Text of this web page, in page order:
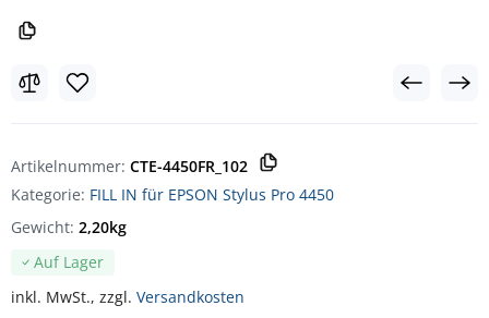
Artikelnummer: CTE-4450FR_102
Kategorie: FILL IN für EPSON Stylus Pro 4450
Auf Lager
inkl. MwSt., zzgl. Versandkosten
Gewicht: 2,20kg